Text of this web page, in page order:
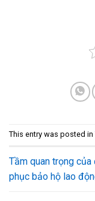
This entry was posted in
Tầm quan trọng của
phục bảo hộ lao